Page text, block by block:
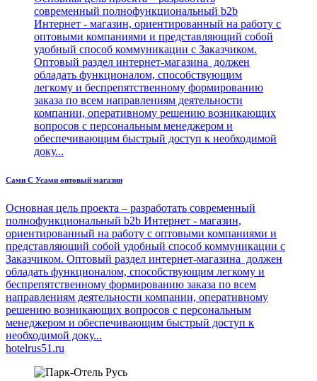
современный полнофункциональный b2b
Интернет - магазин, ориентированный на работу с
оптовыми компаниями и представляющий собой
удобный способ коммуникации с Заказчиком.
Оптовый раздел интернет-магазина должен
обладать функционалом, способствующим
легкому и беспрепятственному формированию
заказа по всем направлениям деятельности
компании, оперативному решению возникающих
вопросов с персональным менеджером и
обеспечивающим быстрый доступ к необходимой
доку...
Сами С Усами оптовый магазин
Основная цель проекта – разработать современный
полнофункциональный b2b Интернет - магазин,
ориентированный на работу с оптовыми компаниями и
представляющий собой удобный способ коммуникации с
Заказчиком. Оптовый раздел интернет-магазина должен
обладать функционалом, способствующим легкому и
беспрепятственному формированию заказа по всем
направлениям деятельности компании, оперативному
решению возникающих вопросов с персональным
менеджером и обеспечивающим быстрый доступ к
необходимой доку...
hotelrus51.ru